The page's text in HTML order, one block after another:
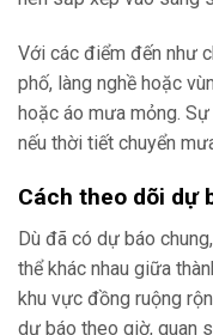
Với các điểm đến như
phố, làng nghề hoặc
hoặc áo mưa mỏng.
nếu thời tiết chuyển
Cách theo dõi dự
Dù đã có dự báo chung,
thể khác nhau giữa
khu vực đồng ruộng
dự báo theo giờ, quan